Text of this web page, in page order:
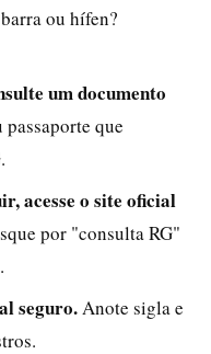
ou hífen?
um documento
passaporte que
acesse o site oficial
por "consulta RG"
seguro. Anote sigla e